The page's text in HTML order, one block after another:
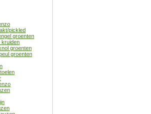
pickled
groenten
kruiden
groenten
groenten